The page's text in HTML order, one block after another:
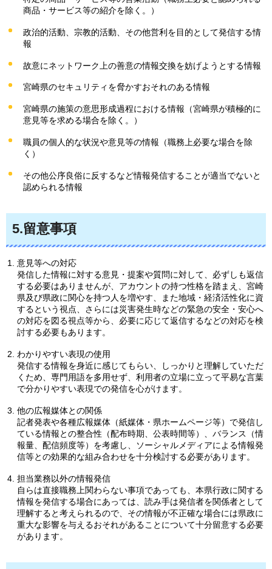
商品・サービス等の紹介を除く。）
政治的活動、宗教的活動、その他営利を目的として発信する情
報
故意にネットワーク上の善意の情報交換を妨げようとする情報
宮崎県のセキュリティを脅かすおそれのある情報
宮崎県の施策の意思形成過程における情報（宮崎県が積極的に
意見等を求める場合を除く。）
職員の個人的な状況や意見等の情報（職務上必要な場合を除
く）
その他公序良俗に反するなど情報発信することが適当でないと
認められる情報
5.留意事項
意見等への対応
発信した情報に対する意見・提案や質問に対して、必ずしも返信
する必要はありませんが、アカウントの持つ性格を踏まえ、宮崎
県及び県政に関心を持つ人を増やす、また地域・経済活性化に資
するという視点、さらには災害発生時などの緊急の安全・安心へ
の対応を図る視点等から、必要に応じて返信するなどの対応を検
討する必要もあります。
わかりやすい表現の使用
発信する情報を身近に感じてもらい、しっかりと理解していただ
くため、専門用語を多用せず、利用者の立場に立って平易な言葉
で分かりやすい表現での発信を心がけます。
他の広報媒体との関係
記者発表や各種広報媒体（紙媒体・県ホームページ等）で発信し
ている情報との整合性（配布時期、公表時間等）、バランス（情
報量、配信頻度等）を考慮し、ソーシャルメディアによる情報発
信等との効果的な組み合わせを十分検討する必要があります。
担当業務以外の情報発信
自らは直接職務上関わらない事項であっても、本県行政に関する
情報を発信する場合にあっては、読み手は発信者を関係者として
理解すると考えられるので、その情報が不正確な場合には県政に
重大な影響を与えるおそれがあることについて十分留意する必要
があります。